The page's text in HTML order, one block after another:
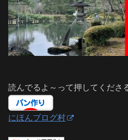
読んでるよ～って押してくださ
にほんブログ村